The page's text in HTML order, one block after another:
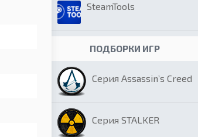
SteamTools
ПОДБОРКИ ИГР
Серия Assassin’s Creed
Серия STALKER